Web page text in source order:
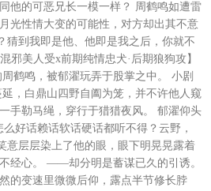
他的可恶兄长一模一样？ 周鹤鸣如遭雷
光性情大变的可能性，对方却出其不意
猜到我即是他、他即是我之后，你就不
邪美人受x前期纯情忠犬·后期狼狗攻】
鹤鸣，被郁濯玩弄于股掌之中。 小剧
，白鼎山四野自阖为笼，并不许他人窥
手勒马绳，穿行于猎猎夜风。 郁濯仰头
好话赖话软话硬话都听不得？云野，
意层层染上了他的眼，眼下明晃晃露着
经心。 ——却分明是蓄谋已久的引诱。
的变速里微微后仰，露点半节修长脖